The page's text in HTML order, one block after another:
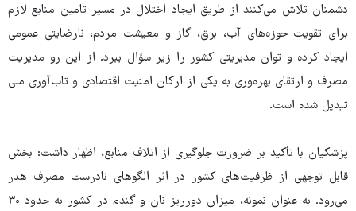
دشمنان تلاش می‌کنند از طریق ایجاد اختلال در مسیر تامین منابع لازم
برای تقویت حوزه‌های آب، برق، گاز و معیشت مردم، نارضایتی عمومی
ایجاد کرده و توان مدیریتی کشور را زیر سؤال ببرد. از این رو مدیریت
مصرف و ارتقای بهره‌وری به یکی از ارکان امنیت اقتصادی و تاب‌آوری ملی
تبدیل شده است.
پزشکیان با تأکید بر ضرورت جلوگیری از اتلاف منابع، اظهار داشت: بخش
قابل توجهی از ظرفیت‌های کشور در اثر الگوهای نادرست مصرف هدر
می‌رود. به عنوان نمونه، میزان دورریز نان و گندم در کشور به حدود ۳۰